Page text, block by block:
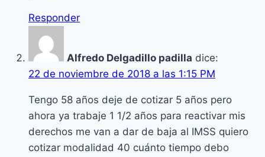
Responder
Alfredo Delgadillo padilla dice:
22 de noviembre de 2018 a las 1:15 PM
Tengo 58 años deje de cotizar 5 años pero
ahora ya trabaje 1 1/2 años para reactivar mis
derechos me van a dar de baja al IMSS quiero
cotizar modalidad 40 cuánto tiempo debo